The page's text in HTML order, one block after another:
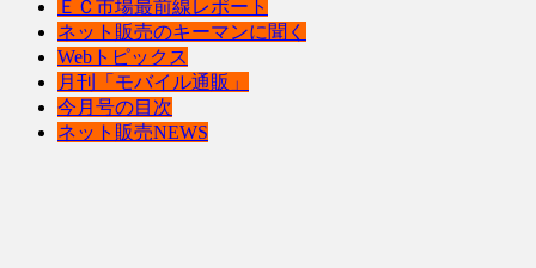
ＥＣ市場最前線レポート
ネット販売のキーマンに聞く
Webトピックス
月刊「モバイル通販」
今月号の目次
ネット販売NEWS